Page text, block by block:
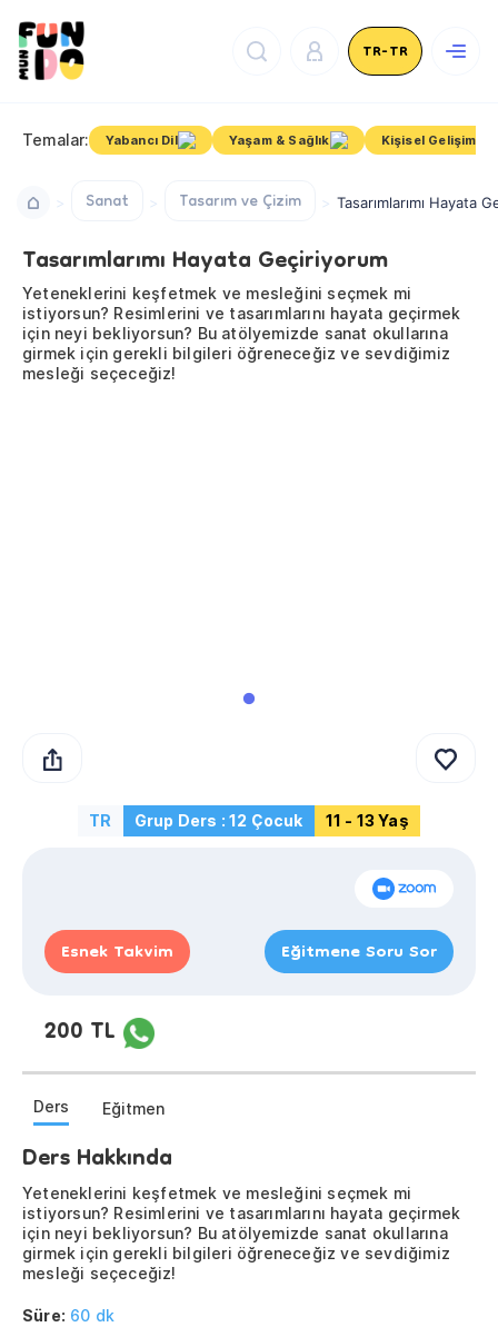
TR-TR
Temalar: Yabancı Dil Yaşam & Sağlık Kişisel Gelişim
Sanat Tasarım ve Çizim Tasarımlarımı Hayata
Tasarımlarımı Hayata Geçiriyorum
Yeteneklerini keşfetmek ve mesleğini seçmek mi
istiyorsun? Resimlerini ve tasarımlarını hayata geçirmek
için neyi bekliyorsun? Bu atölyemizde sanat okullarına
girmek için gerekli bilgileri öğreneceğiz ve sevdiğimiz
mesleği seçeceğiz!
TR Grup Ders : 12 Çocuk 11 - 13 Yaş
Esnek Takvim Eğitmene Soru Sor
200 TL
Ders Eğitmen
Ders Hakkında
Yeteneklerini keşfetmek ve mesleğini seçmek mi
istiyorsun? Resimlerini ve tasarımlarını hayata geçirmek
için neyi bekliyorsun? Bu atölyemizde sanat okullarına
girmek için gerekli bilgileri öğreneceğiz ve sevdiğimiz
mesleği seçeceğiz!
Süre: 60 dk